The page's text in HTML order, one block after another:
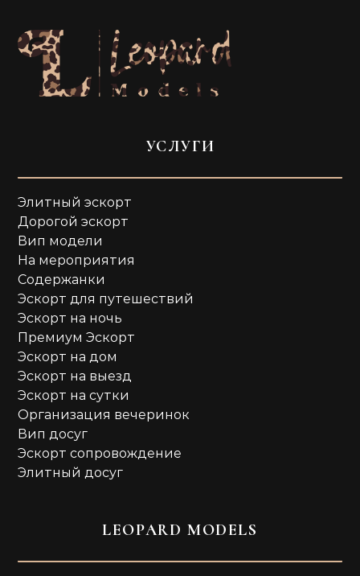
УСЛУГИ
Элитный эскорт
Дорогой эскорт
Вип модели
На мероприятия
Содержанки
Эскорт для путешествий
Эскорт на ночь
Премиум Эскорт
Эскорт на дом
Эскорт на выезд
Эскорт на сутки
Организация вечеринок
Вип досуг
Эскорт сопровождение
Элитный досуг
LEOPARD MODELS